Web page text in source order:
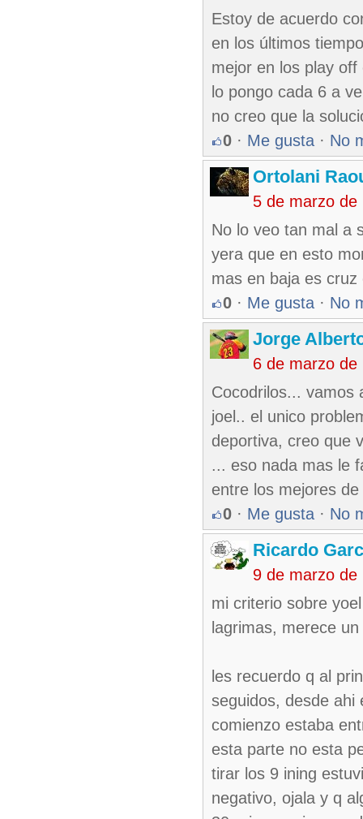
Estoy de acuerdo
en los últimos
mejor en los play
lo pongo cada 6 a
no creo que la
0 · Me gusta · No
Ortolani
5 de marzo de
No lo veo tan mal a
yera que en esto
mas en baja es
0 · Me gusta · No
Jorge
6 de marzo de
Cocodrilos... vamos
joel.. el unico
deportiva, creo que
... eso nada mas le
entre los mejores
0 · Me gusta · No
Ricardo
9 de marzo de
mi criterio sobre
lagrimas, merece
les recuerdo q al
seguidos, desde ahi
comienzo estaba
esta parte no esta
tirar los 9 ining
negativo, ojala y q